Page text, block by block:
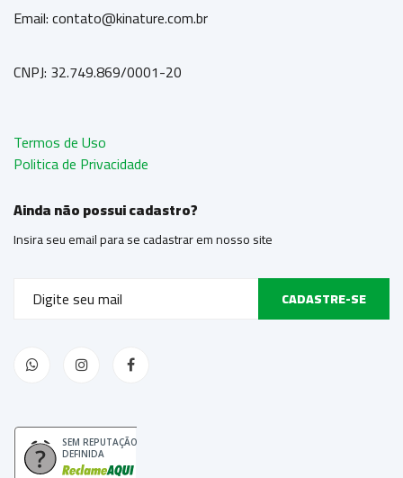
Email: contato@kinature.com.br
CNPJ: 32.749.869/0001-20
Termos de Uso
Politica de Privacidade
Ainda não possui cadastro?
Insira seu email para se cadastrar em nosso site
CADASTRE-SE
SEM REPUTAÇÃO
DEFINIDA